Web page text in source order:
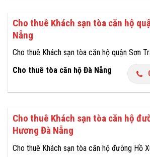
Cho thuê Khách sạn tòa căn hộ
Nẵng
Cho thuê Khách sạn tòa căn hộ quận Sơn
Cho thuê tòa căn hộ Đà Nẵng
Cho thuê Khách sạn tòa căn hộ
Hương Đà Nẵng
Cho thuê Khách sạn tòa căn hộ đường Hồ